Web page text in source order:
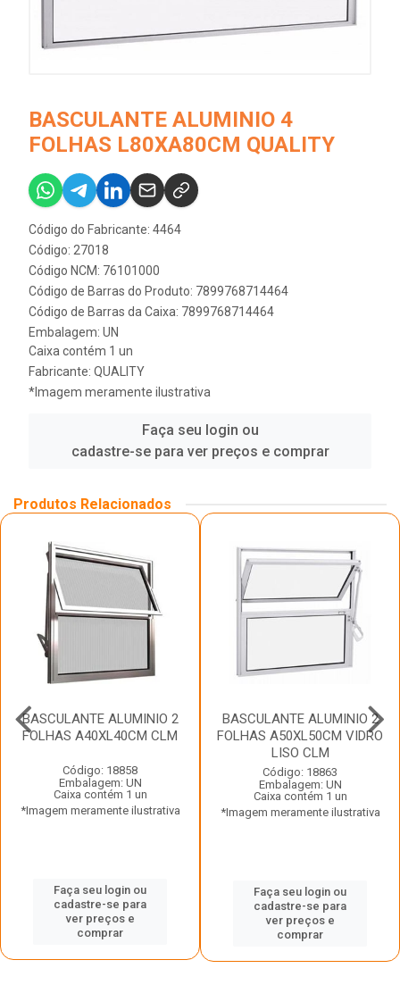
BASCULANTE ALUMINIO 4
FOLHAS L80XA80CM QUALITY
Código do Fabricante: 4464
Código: 27018
Código NCM: 76101000
Código de Barras do Produto: 7899768714464
Código de Barras da Caixa: 7899768714464
Embalagem: UN
Caixa contém 1 un
Fabricante: QUALITY
*Imagem meramente ilustrativa
Faça seu login ou
cadastre-se para ver preços e comprar
Produtos Relacionados
BASCULANTE ALUMINIO 2
FOLHAS A40XL40CM CLM
Código: 18858
Embalagem: UN
Caixa contém 1 un
*Imagem meramente ilustrativa
Faça seu login ou
cadastre-se para
ver preços e
comprar
BASCULANTE ALUMINIO 2
FOLHAS A50XL50CM VIDRO
LISO CLM
Código: 18863
Embalagem: UN
Caixa contém 1 un
*Imagem meramente ilustrativa
Faça seu login ou
cadastre-se para
ver preços e
comprar